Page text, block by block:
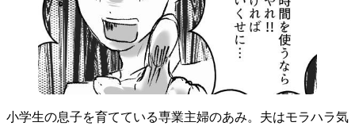
小学生の息子を育てている専業主婦のあみ。夫はモラハラ気